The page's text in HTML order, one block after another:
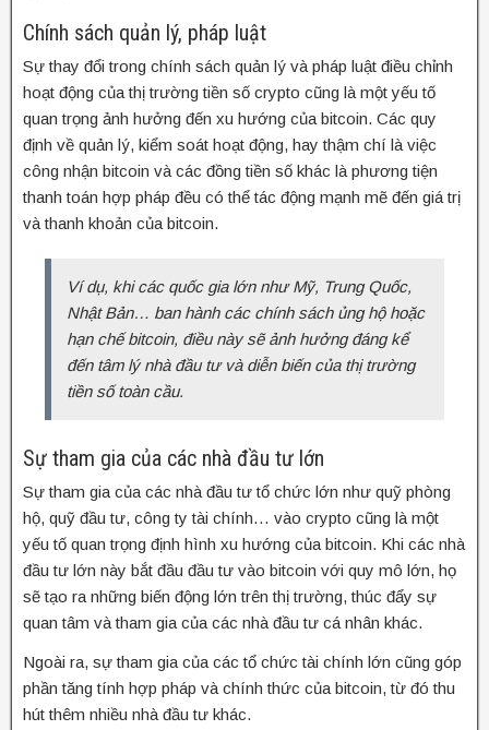
Chính sách quản lý, pháp luật
Sự thay đổi trong chính sách quản lý và pháp luật điều chỉnh
hoạt động của thị trường tiền số crypto cũng là một yếu tố
quan trọng ảnh hưởng đến xu hướng của bitcoin. Các quy
định về quản lý, kiểm soát hoạt động, hay thậm chí là việc
công nhận bitcoin và các đồng tiền số khác là phương tiện
thanh toán hợp pháp đều có thể tác động mạnh mẽ đến giá trị
và thanh khoản của bitcoin.
Ví dụ, khi các quốc gia lớn như Mỹ, Trung Quốc,
Nhật Bản… ban hành các chính sách ủng hộ hoặc
hạn chế bitcoin, điều này sẽ ảnh hưởng đáng kể
đến tâm lý nhà đầu tư và diễn biến của thị trường
tiền số toàn cầu.
Sự tham gia của các nhà đầu tư lớn
Sự tham gia của các nhà đầu tư tổ chức lớn như quỹ phòng
hộ, quỹ đầu tư, công ty tài chính… vào crypto cũng là một
yếu tố quan trọng định hình xu hướng của bitcoin. Khi các nhà
đầu tư lớn này bắt đầu đầu tư vào bitcoin với quy mô lớn, họ
sẽ tạo ra những biến động lớn trên thị trường, thúc đẩy sự
quan tâm và tham gia của các nhà đầu tư cá nhân khác.
Ngoài ra, sự tham gia của các tổ chức tài chính lớn cũng góp
phần tăng tính hợp pháp và chính thức của bitcoin, từ đó thu
hút thêm nhiều nhà đầu tư khác.